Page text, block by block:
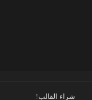
شراء القالب!